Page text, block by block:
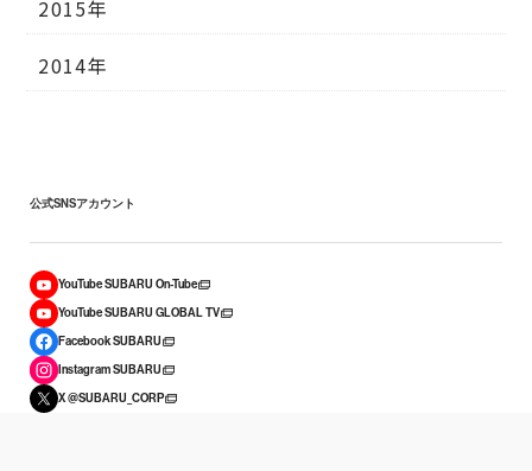
2015年
2014年
公式SNSアカウント
YouTube SUBARU On-Tube
YouTube SUBARU GLOBAL TV
Facebook SUBARU
Instagram SUBARU
X @SUBARU_CORP